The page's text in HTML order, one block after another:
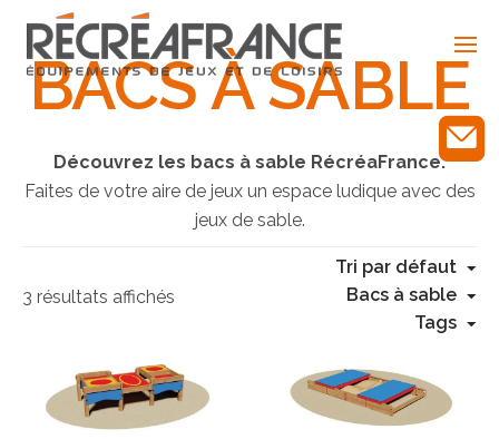
contentBACS À SABLE
Découvrez les bacs à sable RécréaFrance.
Faites de votre aire de jeux un espace ludique avec des
jeux de sable.
3 résultats affichés
Tri par défaut
Bacs à sable
Tags